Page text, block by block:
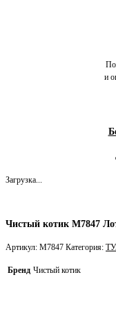
и
Загрузка...
Чистый котик М7847
Артикул: М7847 Категория:
Бренд Чистый котик